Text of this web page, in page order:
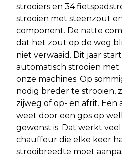
strooiers en 34
strooien met steenzout
component. De natte
dat het zout op de weg
niet verwaaid. Dit jaar
automatisch strooien met
onze machines. Op
nodig breder te strooien,
zijweg of op- en afrit.
weet door een gps op
gewenst is. Dat werkt
chauffeur die elke keer
strooibreedte moet